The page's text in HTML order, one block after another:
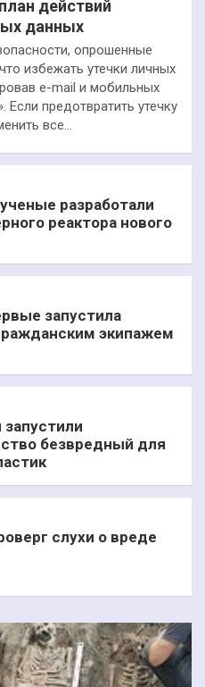
действий
данных
опрошенные
избежать утечки личных
e-mail и мобильных
предотвратить утечку
все…
разработали
реактора нового
запустила
экипажем
безвредный для
слухи о вреде